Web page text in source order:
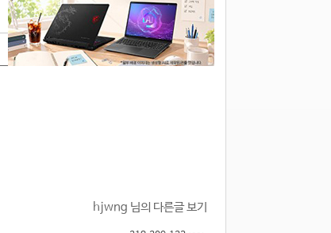
hjwng 님의 다른글 보기